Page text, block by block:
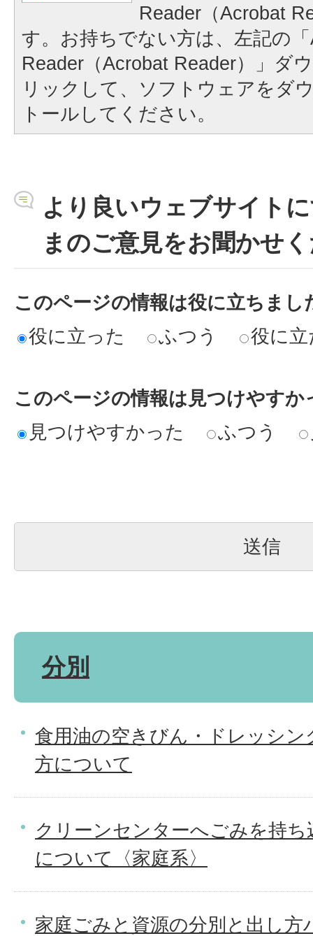
Reader（Acrobat
す。お持ちでない方は、左記の
Reader（Acrobat Reader）」ダ
リックして、ソフトウェアをダ
トールしてください。
より良いウェブサイト
まのご意見をお聞かせ
このページの情報は役に立ちまし
役に立った
ふつう 役に
このページの情報は見つけやすか
見つけやすかった
ふつう
分別
食用油の空きびん・ドレッシ
方について
クリーンセンターへごみを持
について〈家庭系〉
家庭ごみと資源の分別と出し方